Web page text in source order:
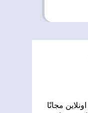
العب لعبة Cute Giraffe Care اونلاين مجانًا